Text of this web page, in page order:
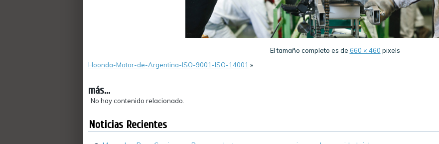
El tamaño completo es de 660 × 460 pixels
Hoonda-Motor-de-Argentina-ISO-9001-ISO-14001 »
más...
No hay contenido relacionado.
Noticias Recientes